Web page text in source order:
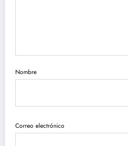
Nombre
Correo electrónico